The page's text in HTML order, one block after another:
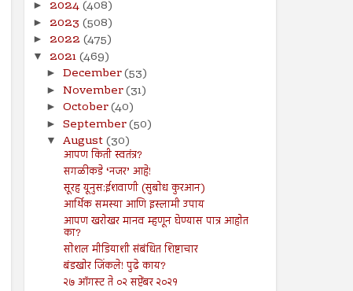
► 2024(408)
► 2023 (508)
► 2022 (475)
▼ 2021(469)
► December(53)
► November(31)
► October(40)
► September(50)
▼ August(30)
आपण किती स्वतंत्र?
सगळीकडे ‘नजर’ आहे!
सूरह यूनुस:ईशवाणी (सुबोध कुरआन)
आर्थिक समस्या आणि इस्लामी उपाय
आपण खरोखर मानव म्हणून घेण्यास पात्र आहोत
का?
सोशल मीडियाशी संबंधित शिष्टाचार
बंडखोर जिंकले! पुढे काय?
२७ ऑगस्ट ते ०२ सप्टेंबर २०२१